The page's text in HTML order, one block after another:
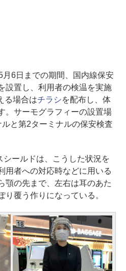
6日までの期間、国内線保安
設置し、利用者の検温を実施
る場合はチラシを配布し、体
。サーモグラフィーの設置場
と第2ターミナルの保安検査
ールドは、こうした状況を
用者への対応時などに用いる
顎の先まで、左右は耳のあた
り覆う作りになっている。